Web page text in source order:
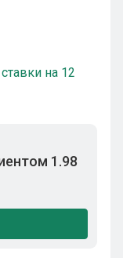
на 12
1.98